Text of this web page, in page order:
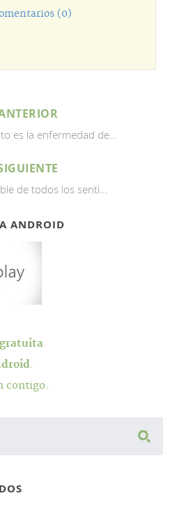
(0)
es la enfermedad de...
de todos los senti...
ANDROID
gratuita
.
contigo.